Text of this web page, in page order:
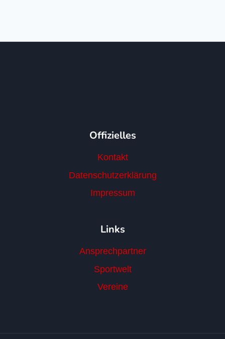
Offizielles
Kontakt
Datenschutzerklärung
Impressum
Links
Ansprechpartner
Sportwelt
Vereine